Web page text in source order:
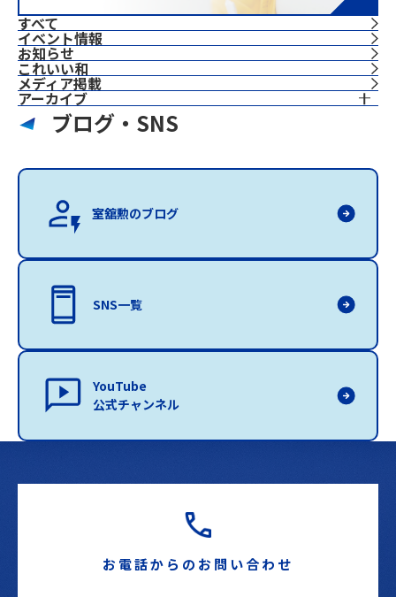
すべて
イベント情報
お知らせ
これいい和
⁨⁩メディア掲載
アーカイブ
ブログ・SNS
室舘勲のブログ
SNS一覧
YouTube
公式チャンネル
お電話からのお問い合わせ